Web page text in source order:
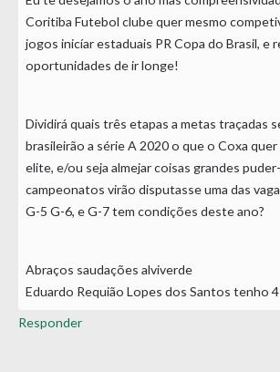
Coritiba Futebol clube quer mesmo
jogos inicíar estaduais PR Copa do Brasil, e
oportunidades de ir longe!
Dividirá quais três etapas a metas traçadas
brasileirão a série A 2020 o que o Coxa
elite, e/ou seja almejar coisas grandes
campeonatos virão disputasse uma das
G-5 G-6, e G-7 tem condições deste ano?
Abraços saudações alviverde
Eduardo Requião Lopes dos Santos tenho
Responder